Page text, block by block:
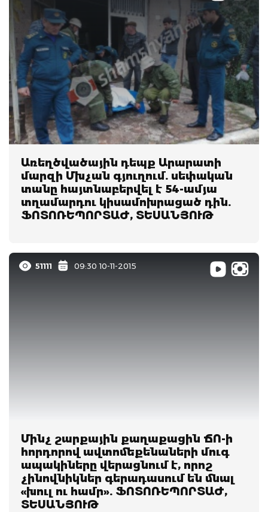
Առեղծվածային դեպք Արարատի
մարզի Մխչան գյուղում. սեփական
տանը հայտնաբերվել է 54-ամյա
տղամարդու կիսամոխրացած դին.
ՖՈՏՈՌԵՊՈՐՏԱԺ, ՏԵՍԱՆՅՈՒԹ
51111 09:30 10-11-2015
Մինչ շարքային քաղաքացին ՃՈ-ի
հորդորով ավտոմեքենաների մուգ
ապակիները վերացնում է, որոշ
չինովնիկներ գերադասում են մնալ
«խուլ ու համր». ՖՈՏՈՌԵՊՈՐՏԱԺ,
ՏԵՍԱՆՅՈՒԹ